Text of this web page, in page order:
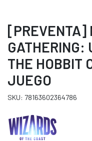
[PREVENTA]
GATHERING:
THE HOBBIT
JUEGO
SKU: 78163602364786